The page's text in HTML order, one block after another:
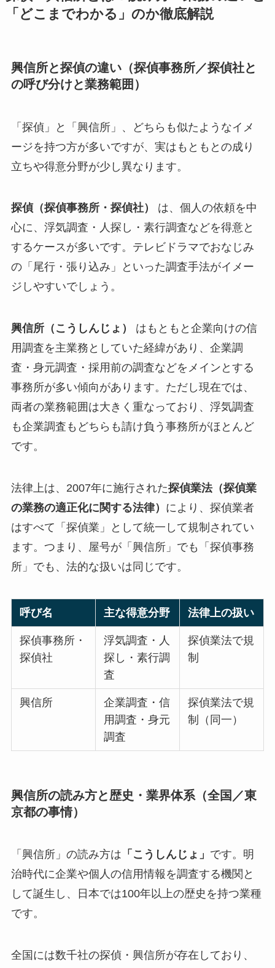
「どこまでわかる」のか徹底解説
興信所と探偵の違い（探偵事務所／探偵社と
の呼び分けと業務範囲）
「探偵」と「興信所」、どちらも似たようなイメ
ージを持つ方が多いですが、実はもともとの成り
立ちや得意分野が少し異なります。
探偵（探偵事務所・探偵社）
は、個人の依頼を中
心に、浮気調査・人探し・素行調査などを得意と
するケースが多いです。テレビドラマでおなじみ
の「尾行・張り込み」といった調査手法がイメー
ジしやすいでしょう。
興信所（こうしんじょ）
はもともと企業向けの信
用調査を主業務としていた経緯があり、企業調
査・身元調査・採用前の調査などをメインとする
事務所が多い傾向があります。ただし現在では、
両者の業務範囲は大きく重なっており、浮気調査
も企業調査もどちらも請け負う事務所がほとんど
です。
法律上は、2007年に施行された探偵業法（探偵業
の業務の適正化に関する法律） により、探偵業者
はすべて「探偵業」として統一して規制されてい
ます。つまり、屋号が「興信所」でも「探偵事務
所」でも、法的な扱いは同じです。
呼び名 主な得意分野 法律上の扱い
探偵事務所・
探偵社
浮気調査・人
探し・素行調
査
探偵業法で規
制
興信所
企業調査・信
用調査・身元
調査
探偵業法で規
制（同一）
興信所の読み方と歴史・業界体系（全国／東
京都の事情）
「興信所」の読み方は 「こうしんじょ」 です。明
治時代に企業や個人の信用情報を調査する機関と
して誕生し、日本では100年以上の歴史を持つ業種
です。
全国には数千社の探偵・興信所が存在しており、